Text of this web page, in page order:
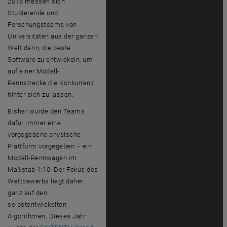
Studierende und
Forschungsteams von
Universitäten aus der ganzen
Welt darin, die beste
Software zu entwickeln, um
auf einer Modell-
Rennstrecke die Konkurrenz
hinter sich zu lassen.
Bisher wurde den Teams
dafür immer eine
vorgegebene physische
Plattform vorgegeben – ein
Modell-Rennwagen im
Maßstab 1:10. Der Fokus des
Wettbewerbs liegt daher
ganz auf den
selbstentwickelten
Algorithmen. Dieses Jahr